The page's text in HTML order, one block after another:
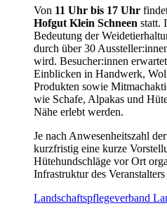
Von 11 Uhr bis 17 Uhr
Hofgut Klein Schneen statt.
Bedeutung der
durch über 30
wird. Besucher:innen
Einblicken in Handwerk,
Produkten sowie
wie Schafe, Alpakas und
Nähe erlebt werden.
Je nach Anwesenheitszahl
kurzfristig eine kurze
Hütehundschläge vor Ort
Infrastruktur des
Landschaftspflegeverband